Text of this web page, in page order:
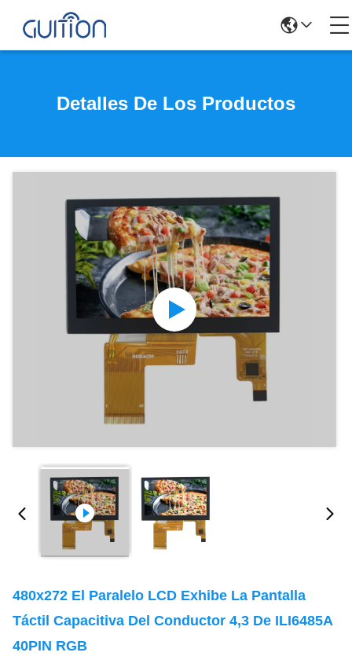
Detalles De Los Productos
480x272 El Paralelo LCD Exhibe La Pantalla
Táctil Capacitiva Del Conductor 4,3 De ILI6485A
40PIN RGB